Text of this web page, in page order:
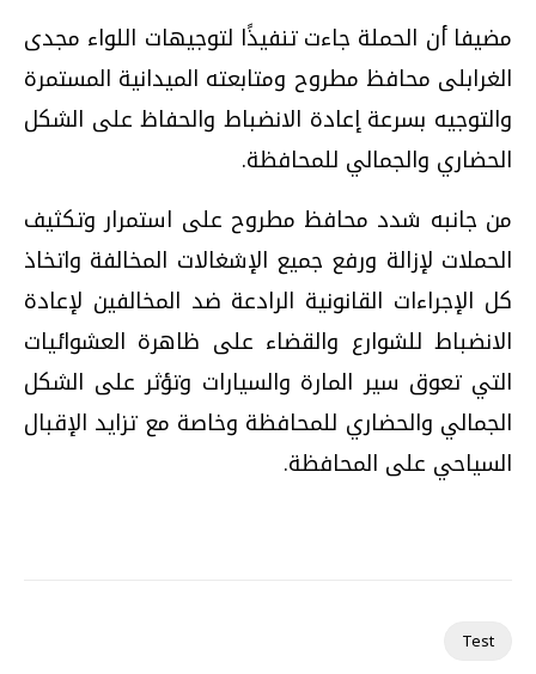
مضيفا أن الحملة جاءت تنفيذًا لتوجيهات اللواء مجدى
الغرابلى محافظ مطروح ومتابعته الميدانية المستمرة
والتوجيه بسرعة إعادة الانضباط والحفاظ على الشكل
الحضاري والجمالي للمحافظة.
من جانبه شدد محافظ مطروح على استمرار وتكثيف
الحملات لإزالة ورفع جميع الإشغالات المخالفة واتخاذ
كل الإجراءات القانونية الرادعة ضد المخالفين لإعادة
الانضباط للشوارع والقضاء على ظاهرة العشوائيات
التي تعوق سير المارة والسيارات وتؤثر على الشكل
الجمالي والحضاري للمحافظة وخاصة مع تزايد الإقبال
السياحي على المحافظة.
Test